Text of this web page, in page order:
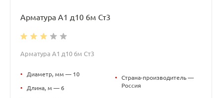
Арматура А1 д10 6м Ст3
Арматура А1 д10 6м Ст3
• Диаметр, мм — 10
• Длина, м — 6
•
Страна-производитель —
Россия